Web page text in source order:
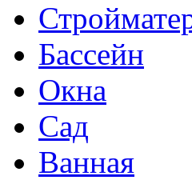
Бассейн
Окна
Сад
Ванная